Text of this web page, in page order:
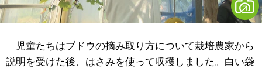
児童たちはブドウの摘み取り方について栽培農家から
説明を受けた後、はさみを使って収穫しました。白い袋